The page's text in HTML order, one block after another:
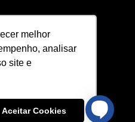
melhor
analisar
site e
Aceitar Cookies